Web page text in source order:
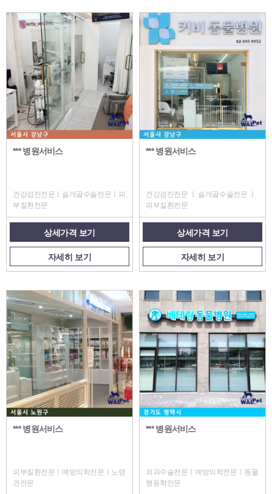
*** 병원서비스
건강검진전문ㅣ슬개골수술전문ㅣ피
부질환전문
상세가격 보기
자세히 보기
*** 병원서비스
건강검진전문 ㅣ 슬개골수술전문 ㅣ
피부질환전문
상세가격 보기
자세히 보기
*** 병원서비스
피부질환전문ㅣ예방의학전문ㅣ노령
견전문
*** 병원서비스
외과수술전문ㅣ예방의학전문ㅣ동물
행동학전문